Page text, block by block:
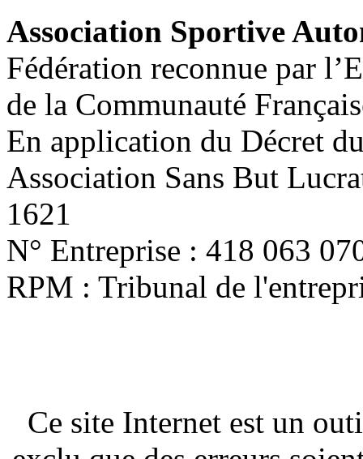
Association Sportive
Fédération reconnue par
de la Communauté
En application du Décret
Association Sans But
1621
N° Entreprise : 418 063
RPM : Tribunal de
Ce site Internet est un